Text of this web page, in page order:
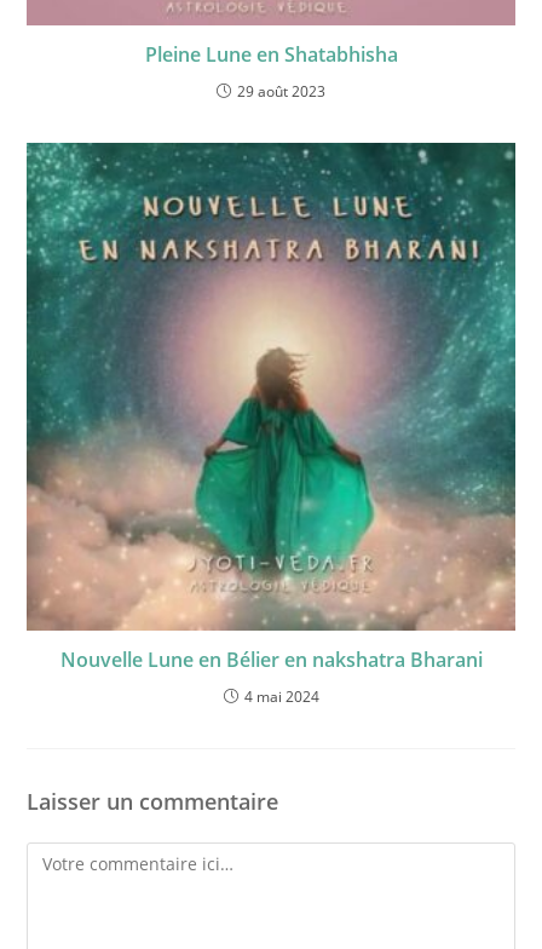
Pleine Lune en Shatabhisha
29 août 2023
Nouvelle Lune en Bélier en nakshatra Bharani
4 mai 2024
Laisser un commentaire